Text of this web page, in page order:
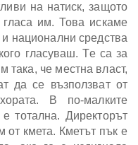
на натиск, защото
гласа им. Това искаме
национални средства
гласуваш. Те са за
така, че местна власт,
да се възползват от
В по-малките
тотална. Директорът
от кмета. Кметът пък е